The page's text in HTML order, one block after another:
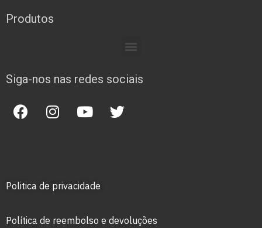
Produtos
Siga-nos nas redes sociais
Politica de privacidade
Política de reembolso e devoluções